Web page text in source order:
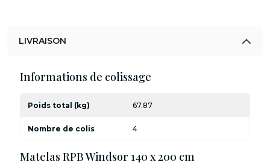
LIVRAISON
Informations de colissage
Poids total (kg) 67.87
Nombre de colis 4
Matelas RPB Windsor 140 x 200 cm